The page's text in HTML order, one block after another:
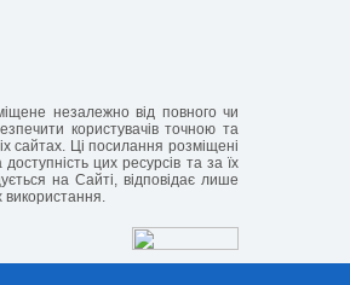
незалежно від повного чи
користувачів точною та
сайтах. Ці посилання розміщені
цих ресурсів та за їх
на Сайті, відповідає лише
використання.